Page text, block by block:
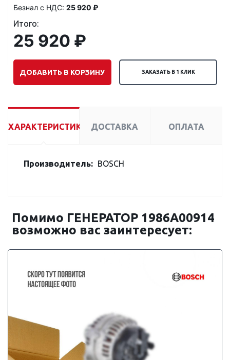
Безнал с НДС: 25 920 ₽
Итого:
25 920 ₽
ДОБАВИТЬ В КОРЗИНУ ЗАКАЗАТЬ В 1 КЛИК
ХАРАКТЕРИСТИКИ ДОСТАВКА ОПЛАТА
Производитель: BOSCH
Помимо ГЕНЕРАТОР 1986A00914
возможно вас заинтересует: